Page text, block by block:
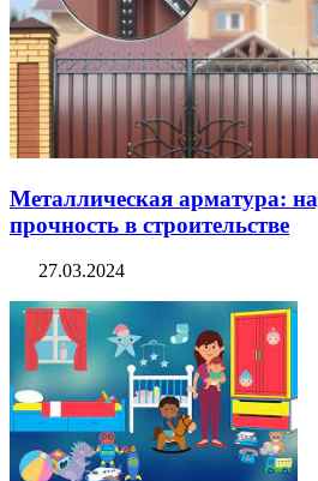
Металлическая арматура:
прочность в строительстве
27.03.2024